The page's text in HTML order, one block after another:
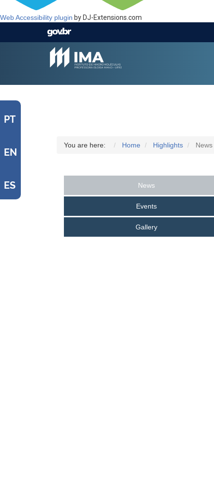
Web Accessibility plugin by DJ-Extensions.com
PT
EN
ES
You are here: Home Highlights News
News
Events
Gallery